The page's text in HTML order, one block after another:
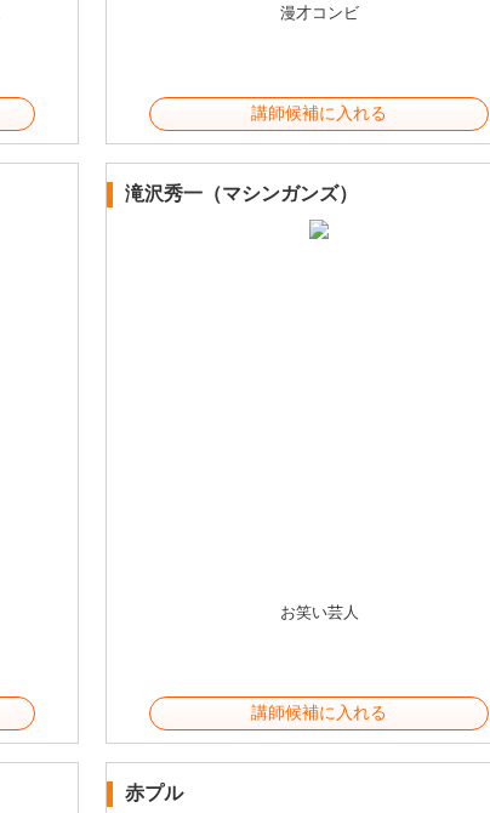
漫才コンビ
講師候補に入れる
滝沢秀一（マシンガンズ）
お笑い芸人
講師候補に入れる
赤プル